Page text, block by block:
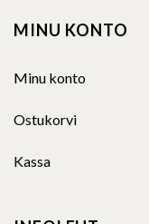
MINU KONTO
Minu konto
Ostukorvi
Kassa